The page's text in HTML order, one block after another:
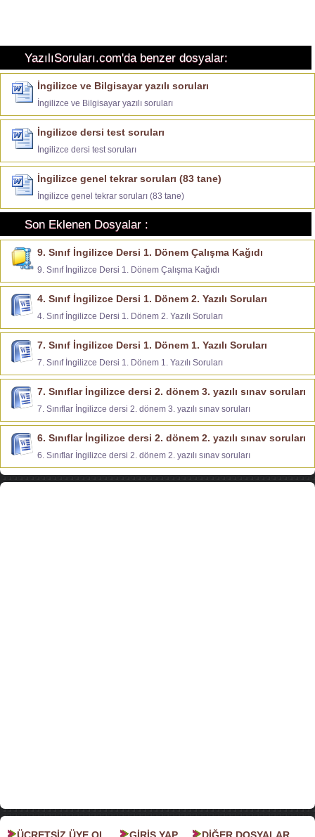
YazılıSoruları.com'da benzer dosyalar:
İngilizce ve Bilgisayar yazılı soruları
İngilizce ve Bilgisayar yazılı soruları
İngilizce dersi test soruları
İngilizce dersi test soruları
İngilizce genel tekrar soruları (83 tane)
İngilizce genel tekrar soruları (83 tane)
Son Eklenen Dosyalar :
9. Sınıf İngilizce Dersi 1. Dönem Çalışma Kağıdı
9. Sınıf İngilizce Dersi 1. Dönem Çalışma Kağıdı
4. Sınıf İngilizce Dersi 1. Dönem 2. Yazılı Soruları
4. Sınıf İngilizce Dersi 1. Dönem 2. Yazılı Soruları
7. Sınıf İngilizce Dersi 1. Dönem 1. Yazılı Soruları
7. Sınıf İngilizce Dersi 1. Dönem 1. Yazılı Soruları
7. Sınıflar İngilizce dersi 2. dönem 3. yazılı sınav soruları
7. Sınıflar İngilizce dersi 2. dönem 3. yazılı sınav soruları
6. Sınıflar İngilizce dersi 2. dönem 2. yazılı sınav soruları
6. Sınıflar İngilizce dersi 2. dönem 2. yazılı sınav soruları